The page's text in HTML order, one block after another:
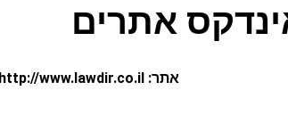
אתרים
אתר: http://www.lawdir.co.il